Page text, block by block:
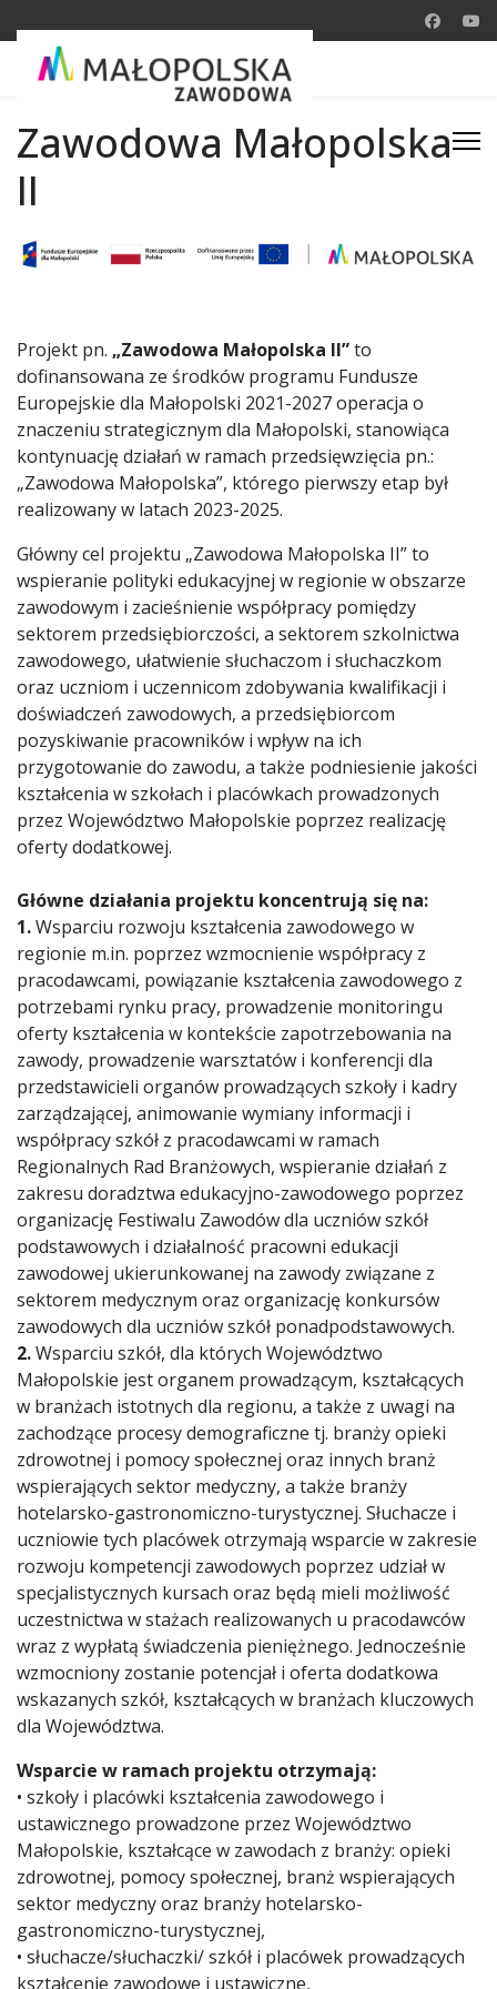
Zawodowa Małopolska
II
Projekt pn. „Zawodowa Małopolska II”to
dofinansowana ze środków programu Fundusze
Europejskie dla Małopolski 2021-2027 operacja o
znaczeniu strategicznym dla Małopolski, stanowiąca
kontynuację działań w ramach przedsięwzięcia pn.:
„Zawodowa Małopolska”, którego pierwszy etap był
realizowany w latach 2023-2025.
Główny cel projektu „Zawodowa Małopolska II” to
wspieranie polityki edukacyjnej w regionie w obszarze
zawodowym i zacieśnienie współpracy pomiędzy
sektorem przedsiębiorczości, a sektorem szkolnictwa
zawodowego, ułatwienie słuchaczom i słuchaczkom
oraz uczniom i uczennicom zdobywania kwalifikacji i
doświadczeń zawodowych, a przedsiębiorcom
pozyskiwanie pracowników i wpływ na ich
przygotowanie do zawodu, a także podniesienie jakości
kształcenia w szkołach i placówkach prowadzonych
przez Województwo Małopolskie poprzez realizację
oferty dodatkowej.
Główne działania projektu koncentrują się na:
1.Wsparciu rozwoju kształcenia zawodowego w
regionie m.in. poprzez wzmocnienie współpracy z
pracodawcami, powiązanie kształcenia zawodowego z
potrzebami rynku pracy, prowadzenie monitoringu
oferty kształcenia w kontekście zapotrzebowania na
zawody, prowadzenie warsztatów i konferencji dla
przedstawicieli organów prowadzących szkoły i kadry
zarządzającej, animowanie wymiany informacji i
współpracy szkół z pracodawcami w ramach
Regionalnych Rad Branżowych, wspieranie działań z
zakresu doradztwa edukacyjno-zawodowego poprzez
organizację Festiwalu Zawodów dla uczniów szkół
podstawowych i działalność pracowni edukacji
zawodowej ukierunkowanej na zawody związane z
sektorem medycznym oraz organizację konkursów
zawodowych dla uczniów szkół ponadpodstawowych.
2.Wsparciu szkół, dla których Województwo
Małopolskie jest organem prowadzącym, kształcących
w branżach istotnych dla regionu, a także z uwagi na
zachodzące procesy demograficzne tj. branży opieki
zdrowotnej i pomocy społecznej oraz innych branż
wspierających sektor medyczny, a także branży
hotelarsko-gastronomiczno-turystycznej. Słuchacze i
uczniowie tych placówek otrzymają wsparcie w zakresie
rozwoju kompetencji zawodowych poprzez udział w
specjalistycznych kursach oraz będą mieli możliwość
uczestnictwa w stażach realizowanych u pracodawców
wraz z wypłatą świadczenia pieniężnego. Jednocześnie
wzmocniony zostanie potencjał i oferta dodatkowa
wskazanych szkół, kształcących w branżach kluczowych
dla Województwa.
Wsparcie w ramach projektu otrzymają:
• szkoły i placówki kształcenia zawodowego i
ustawicznego prowadzone przez Województwo
Małopolskie, kształcące w zawodach z branży: opieki
zdrowotnej, pomocy społecznej, branż wspierających
sektor medyczny oraz branży hotelarsko-
gastronomiczno-turystycznej,
• słuchacze/słuchaczki/ szkół i placówek prowadzących
kształcenie zawodowe i ustawiczne,